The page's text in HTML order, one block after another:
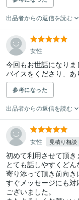
出品者からの返信を読む
女性
今回もお世話になり
バイスをくださり、あ
参考になった
出品者からの返信を読む
女性 見積り相談
初めて利用させて頂き
とても話しやすくどん
寄り添って頂き前向き
すぐメッセージにも対
ございました。